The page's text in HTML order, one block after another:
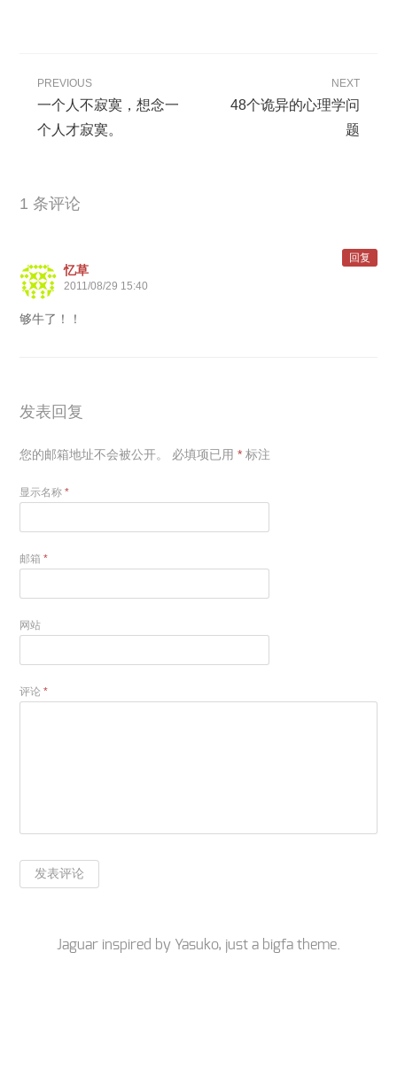
PREVIOUS
一个人不寂寞，想念一
个人才寂寞。
NEXT
48个诡异的心理学问
题
1 条评论
忆草
2011/08/29 15:40
够牛了！！
回复
发表回复
您的邮箱地址不会被公开。 必填项已用* 标注
显示名称*
邮箱*
网站
评论*
Jaguar inspired by Yasuko, just a bigfa theme.